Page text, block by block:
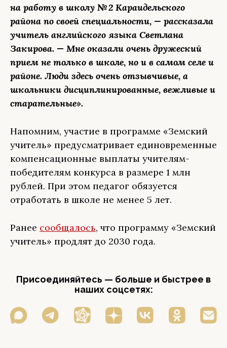
на работу в школу № 2 Караидельского
района по своей специальности, — рассказала
учитель английского языка Светлана
Закирова. — Мне оказали очень дружеский
прием не только в школе, но и в самом селе и
районе. Люди здесь очень отзывчивые, а
школьники дисциплинированные, вежливые и
старательные».
Напомним, участие в программе «Земский
учитель» предусматривает единовременные
компенсационные выплаты учителям-
победителям конкурса в размере 1 млн
рублей. При этом педагог обязуется
отработать в школе не менее 5 лет.
Ранее сообщалось, что программу «Земский
учитель» продлят до 2030 года.
Присоединяйтесь — больше и быстрее в
наших соцсетях: